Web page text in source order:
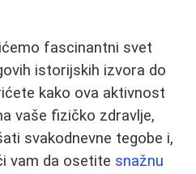
fascinantni svet
istorijskih izvora do
kako ova aktivnost
vaše fizičko zdravlje,
svakodnevne tegobe i,
vam da osetite snažnu